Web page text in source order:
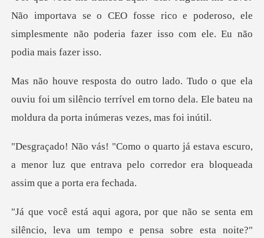
ortava se o CEO fosse rico e poderoso, ele
simplesmente não
ouviu foi um silêncio terrível em torno dela. Ele bat
escuro,
a menor luz que entrava pelo corredor
a sobre esta noite?"